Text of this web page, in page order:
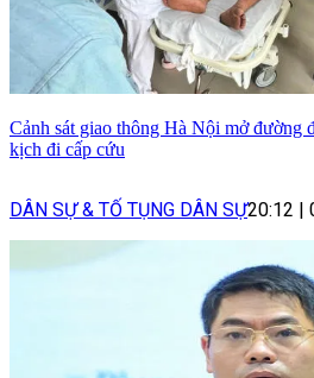
Cảnh sát giao thông Hà Nội mở đường
kịch đi cấp cứu
DÂN SỰ & TỐ TỤNG DÂN SỰ20:12